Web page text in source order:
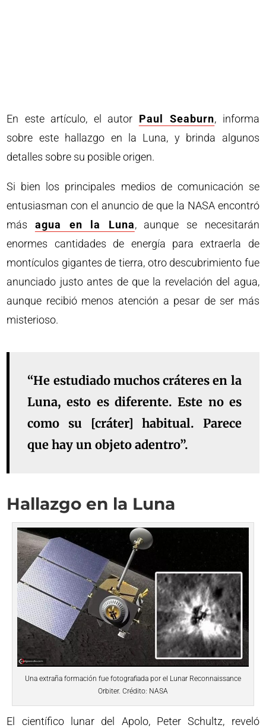
En este artículo, el autor Paul Seaburn, informa
sobre este hallazgo en la Luna, y brinda algunos
detalles sobre su posible origen.
Si bien los principales medios de comunicación se
entusiasman con el anuncio de que la NASA encontró
más agua en la Luna, aunque se necesitarán
enormes cantidades de energía para extraerla de
montículos gigantes de tierra, otro descubrimiento fue
anunciado justo antes de que la revelación del agua,
aunque recibió menos atención a pesar de ser más
misterioso.
“He estudiado muchos cráteres en la
Luna, esto es diferente. Este no es
como su [cráter] habitual. Parece
que hay un objeto adentro”.
Hallazgo en la Luna
Una extraña formación fue fotografiada por el Lunar Reconnaissance
Orbiter. Crédito: NASA
El científico lunar del Apolo, Peter Schultz, reveló